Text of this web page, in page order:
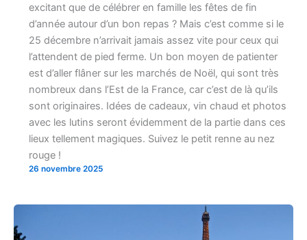
excitant que de célébrer en famille les fêtes de fin
d’année autour d’un bon repas ? Mais c’est comme si le
25 décembre n’arrivait jamais assez vite pour ceux qui
l’attendent de pied ferme. Un bon moyen de patienter
est d’aller flâner sur les marchés de Noël, qui sont très
nombreux dans l’Est de la France, car c’est de là qu’ils
sont originaires. Idées de cadeaux, vin chaud et photos
avec les lutins seront évidemment de la partie dans ces
lieux tellement magiques. Suivez le petit renne au nez
rouge !
26 novembre 2025